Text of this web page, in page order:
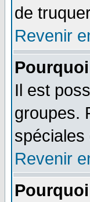
de
Revenir
Il est
groupes.
spéciales
Revenir